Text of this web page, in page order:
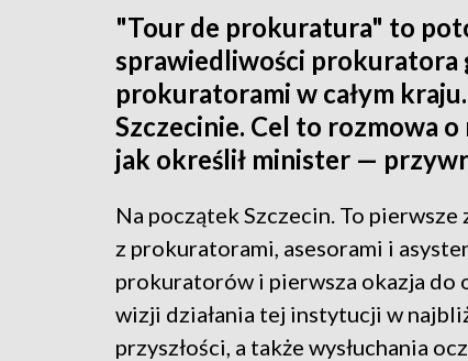
"Tour de prokuratura" to
sprawiedliwości prokuratora
prokuratorami w całym
Szczecinie. Cel to rozmowa
jak określił minister —
Na początek Szczecin. To pierwsze
z prokuratorami, asesorami i
prokuratorów i pierwsza okazja do
wizji działania tej instytucji w
przyszłości, a także wysłuchania